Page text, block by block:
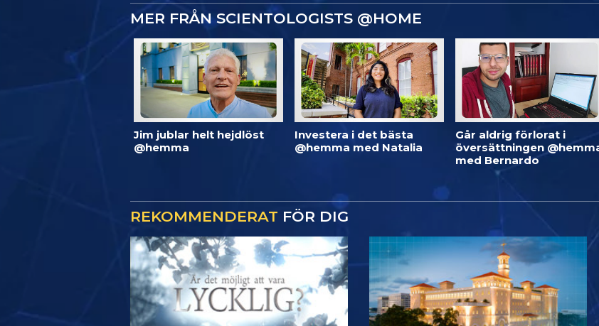
MER FRÅN SCIENTOLOGISTS @HOME
Jim jublar helt hejdlöst
@hemma
Investera i det bästa
@hemma med Natalia
Går aldrig förlorat i
översättningen
med Bernardo
REKOMMENDERAT FÖR DIG